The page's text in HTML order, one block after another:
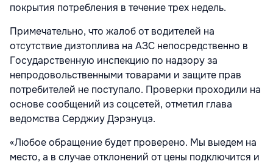
покрытия потребления в течение трех недель.
Примечательно, что жалоб от водителей на
отсутствие дизтоплива на АЗС непосредственно в
Государственную инспекцию по надзору за
непродовольственными товарами и защите прав
потребителей не поступало. Проверки проходили на
основе сообщений из соцсетей, отметил глава
ведомства Серджиу Дэрэнуцэ.
«Любое обращение будет проверено. Мы выедем на
место, а в случае отклонений от цены подключится и